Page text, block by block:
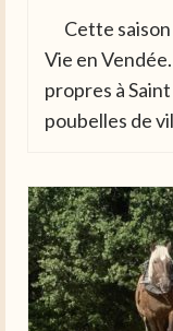
Cette saison
Vie en
propres à
poubelles de